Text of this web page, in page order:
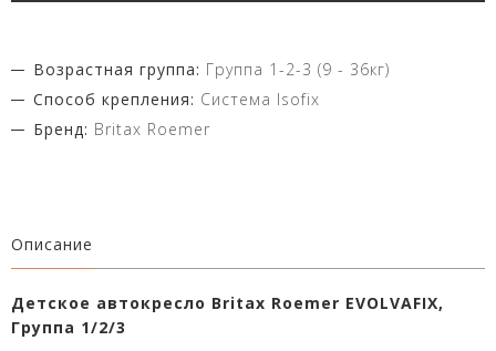
Возрастная группа: Группа 1-2-3 (9 - 36кг)
Способ крепления: Система Isofix
Бренд: Britax Roemer
Описание
Детское автокресло Britax Roemer EVOLVAFIX,
Группа 1/2/3